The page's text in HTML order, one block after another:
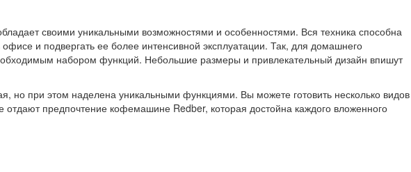
своими уникальными возможностями и особенностями. Вся техника способна
и подвергать ее более интенсивной эксплуатации. Так, для домашнего
набором функций. Небольшие размеры и привлекательный дизайн впишут
но при этом наделена уникальными функциями. Вы можете готовить несколько видов
предпочтение кофемашине Redber, которая достойна каждого вложенного